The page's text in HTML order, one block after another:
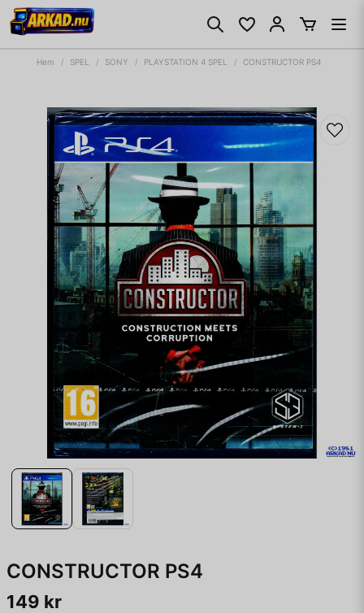
Hem SPEL SONY PLAYSTATION 4 SPEL CONSTRUCTOR PS4
CONSTRUCTOR PS4
149 kr